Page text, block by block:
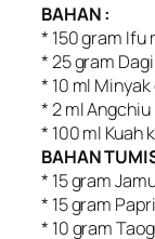
BAHAN :
* 150 gram Ifu
* 25 gram
* 10 ml
* 2 ml Angchiu
* 100 ml Kuah
BAHAN
* 15 gram
* 15 gram
* 10 gram